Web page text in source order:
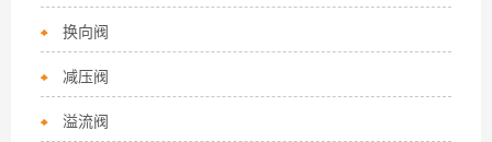
换向阀
减压阀
溢流阀